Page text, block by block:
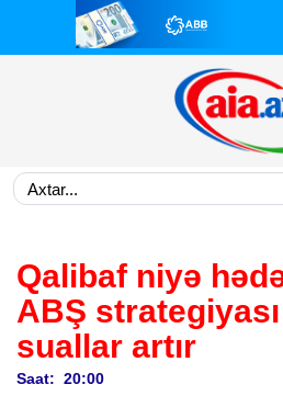
Qalibaf niyə
ABŞ
suallar artır
Saat: 20:00